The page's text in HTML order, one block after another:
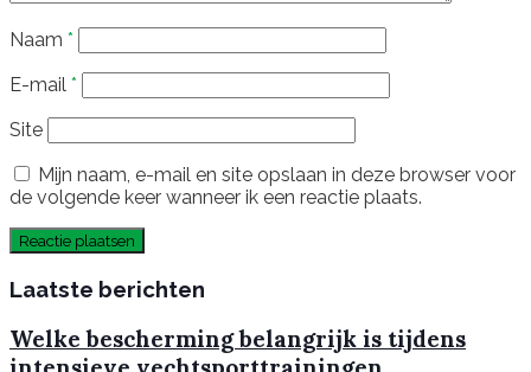
Naam *
E-mail *
Site
Mijn naam, e-mail en site opslaan in deze browser voor
de volgende keer wanneer ik een reactie plaats.
Laatste berichten
Welke bescherming belangrijk is tijdens